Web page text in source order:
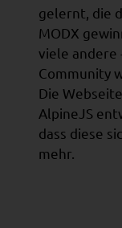
gelernt, die
MODX
viele andere
Community
Die
AlpineJS
dass diese
mehr.